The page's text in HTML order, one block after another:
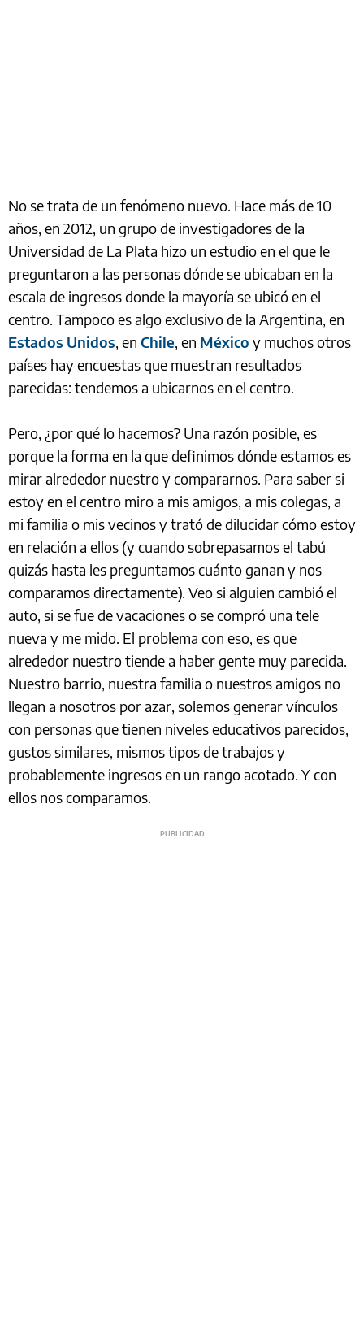
No se trata de un fenómeno nuevo. Hace más de 10
años, en 2012, un grupo de investigadores de la
Universidad de La Plata hizo un estudio en el que le
preguntaron a las personas dónde se ubicaban en la
escala de ingresos donde la mayoría se ubicó en el
centro. Tampoco es algo exclusivo de la Argentina, en
Estados Unidos, en Chile, en México y muchos otros
países hay encuestas que muestran resultados
parecidas: tendemos a ubicarnos en el centro.
Pero, ¿por qué lo hacemos? Una razón posible, es
porque la forma en la que definimos dónde estamos es
mirar alrededor nuestro y compararnos. Para saber si
estoy en el centro miro a mis amigos, a mis colegas, a
mi familia o mis vecinos y trató de dilucidar cómo estoy
en relación a ellos (y cuando sobrepasamos el tabú
quizás hasta les preguntamos cuánto ganan y nos
comparamos directamente). Veo si alguien cambió el
auto, si se fue de vacaciones o se compró una tele
nueva y me mido. El problema con eso, es que
alrededor nuestro tiende a haber gente muy parecida.
Nuestro barrio, nuestra familia o nuestros amigos no
llegan a nosotros por azar, solemos generar vínculos
con personas que tienen niveles educativos parecidos,
gustos similares, mismos tipos de trabajos y
probablemente ingresos en un rango acotado. Y con
ellos nos comparamos.